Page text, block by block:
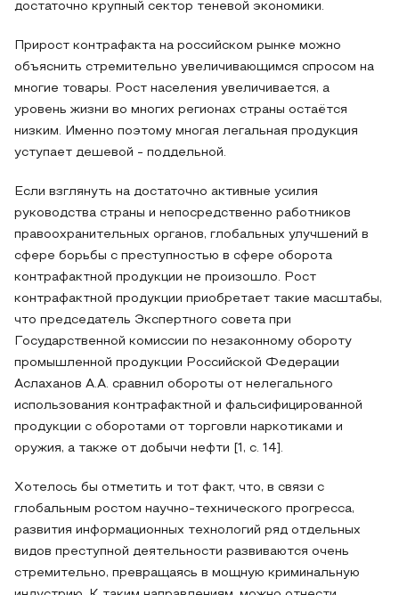
достаточно крупный сектор теневой экономики.
Прирост контрафакта на российском рынке можно
объяснить стремительно увеличивающимся спросом на
многие товары. Рост населения увеличивается, а
уровень жизни во многих регионах страны остаётся
низким. Именно поэтому многая легальная продукция
уступает дешевой - поддельной.
Если взглянуть на достаточно активные усилия
руководства страны и непосредственно работников
правоохранительных органов, глобальных улучшений в
сфере борьбы с преступностью в сфере оборота
контрафактной продукции не произошло. Рост
контрафактной продукции приобретает такие масштабы,
что председатель Экспертного совета при
Государственной комиссии по незаконному обороту
промышленной продукции Российской Федерации
Аслаханов А.А. сравнил обороты от нелегального
использования контрафактной и фальсифицированной
продукции с оборотами от торговли наркотиками и
оружия, а также от добычи нефти [1, с. 14].
Хотелось бы отметить и тот факт, что, в связи с
глобальным ростом научно-технического прогресса,
развития информационных технологий ряд отдельных
видов преступной деятельности развиваются очень
стремительно, превращаясь в мощную криминальную